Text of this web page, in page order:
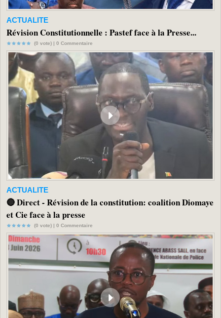
ACTUALITE
Révision Constitutionnelle : Pastef face à la Presse...
(0 vote) | 0 Commentaire
ACTUALITE
🔴 Direct - Révision de la constitution: coalition Diomaye
et Cie face à la presse
(0 vote) | 0 Commentaire